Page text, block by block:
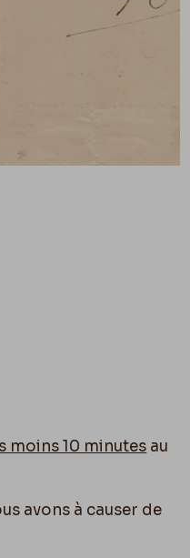
moins 10 minutes au
avons à causer de